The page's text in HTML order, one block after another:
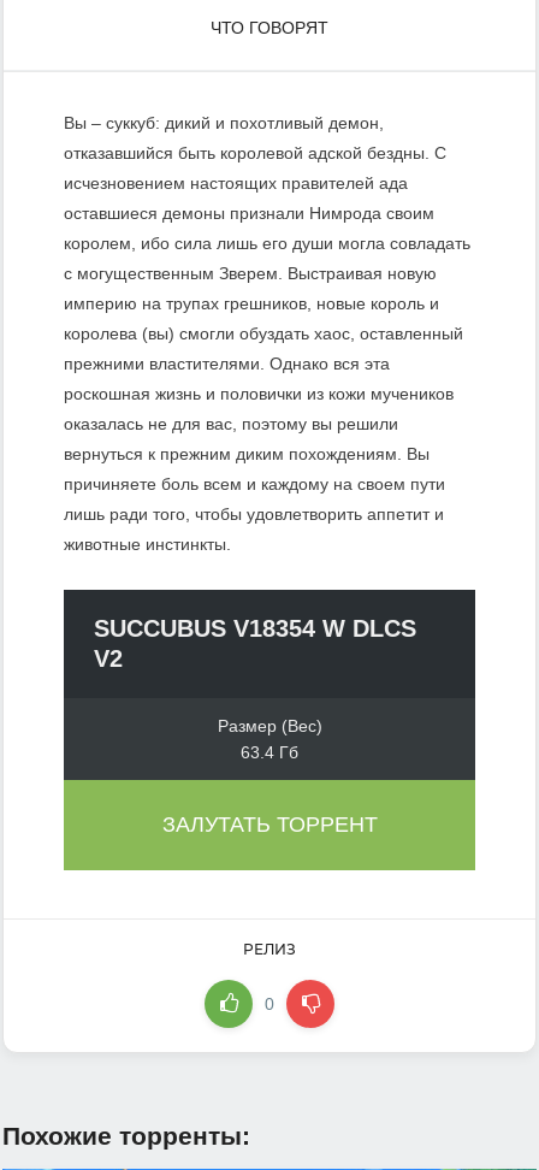
ЧТО ГОВОРЯТ
Вы – суккуб: дикий и похотливый демон,
отказавшийся быть королевой адской бездны. С
исчезновением настоящих правителей ада
оставшиеся демоны признали Нимрода своим
королем, ибо сила лишь его души могла совладать
с могущественным Зверем. Выстраивая новую
империю на трупах грешников, новые король и
королева (вы) смогли обуздать хаос, оставленный
прежними властителями. Однако вся эта
роскошная жизнь и половички из кожи мучеников
оказалась не для вас, поэтому вы решили
вернуться к прежним диким похождениям. Вы
причиняете боль всем и каждому на своем пути
лишь ради того, чтобы удовлетворить аппетит и
животные инстинкты.
SUCCUBUS V18354 W DLCS
V2
Размер (Вес)
63.4 Гб
ЗАЛУТАТЬ ТОРРЕНТ
РЕЛИЗ
0
Похожие торренты: